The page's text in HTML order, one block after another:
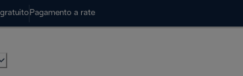
gratuito Pagamento a rate